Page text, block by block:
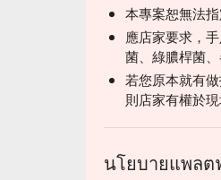
本專案恕無法指
應店家要求，
菌、綠膿桿菌
若您原本就有
則店家有權於現
นโยบายแพลต